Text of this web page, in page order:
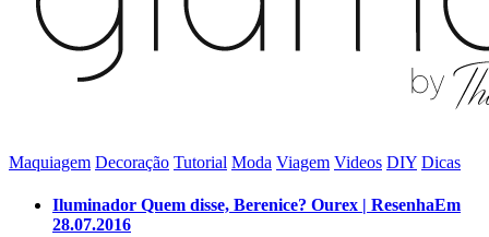
Maquiagem Decoração Tutorial Moda Viagem Videos DIY Dicas
Iluminador Quem disse, Berenice? Ourex | ResenhaEm
28.07.2016